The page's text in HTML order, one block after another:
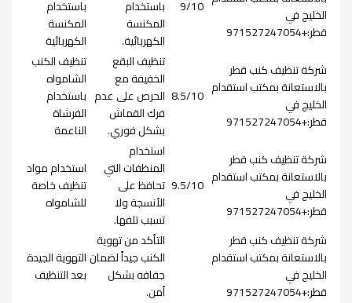
الخليج في
قطر:+971527247054
9/10
باستخدام
المكنسة
الكهربائية.
باستخدام
المكنسة
الكهربائية
شركة تنظيف كنب قطر
بالاستعانة بمكتب استقدام
الخليج في
قطر:+971527247054
8.5/10
تنظيف البقع
الخفيفة مع
الحرص على عدم
فرك القماش
بشكل فوري.
تنظيف الكنب
الشامواه
باستخدام
الفرشاة
الناعمة
شركة تنظيف كنب قطر
بالاستعانة بمكتب استقدام
الخليج في
قطر:+971527247054
9.5/10
استخدام
المنظفات التي
تحافظ على
الأنسجة ولا
تسبب تلفها.
استخدام مواد
تنظيف خاصة
للشامواه
شركة تنظيف كنب قطر
بالاستعانة بمكتب استقدام
الخليج في
قطر:+971527247054
التأكد من تهوية
الكنب جيداً لضمان
جفافه بشكل
أمن.
التهوية الجيدة
بعد التنظيف